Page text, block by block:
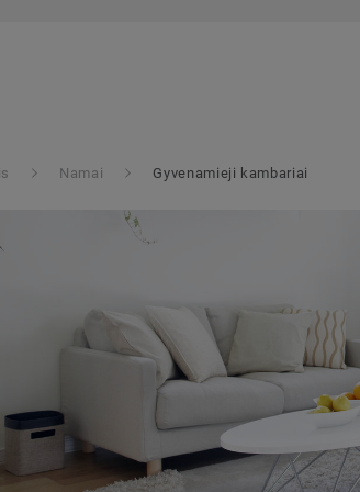
Namai Gyvenamieji kambariai